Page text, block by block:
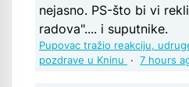
nejasno. PS-što bi vi
radova".... i suputnike.
Pupovac tražio reakciju,
pozdrave u Kninu
· 7 hours